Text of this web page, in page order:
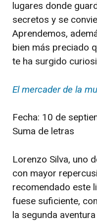
lugares donde
secretos y se
Aprendemos,
bien más preciado
te ha surgido
El mercader de la
Fecha: 10 de
Suma de letras
Lorenzo Silva, uno
con mayor
recomendado este
fuese suficiente,
la segunda